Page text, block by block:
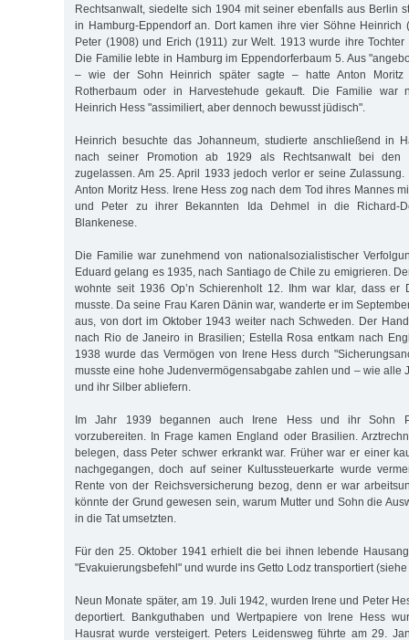
Rechtsanwalt, siedelte sich 1904 mit seiner ebenfalls aus Berlin
in Hamburg-Eppendorf an. Dort kamen ihre vier Söhne Heinrich
Peter (1908) und Erich (1911) zur Welt. 1913 wurde ihre
Die Familie lebte in Hamburg im Eppendorferbaum 5. Aus
– wie der Sohn Heinrich später sagte – hatte Anton
Rotherbaum oder in Harvestehude gekauft. Die Familie war
Heinrich Hess "assimiliert, aber dennoch bewusst jüdisch".
Heinrich besuchte das Johanneum, studierte anschließend in
nach seiner Promotion ab 1929 als Rechtsanwalt bei den
zugelassen. Am 25. April 1933 jedoch verlor er seine
Anton Moritz Hess. Irene Hess zog nach dem Tod ihres Mannes
und Peter zu ihrer Bekannten Ida Dehmel in die Richard-
Blankenese.
Die Familie war zunehmend von nationalsozialistischer
Eduard gelang es 1935, nach Santiago de Chile zu emigrieren.
wohnte seit 1936 Op’n Schierenholt 12. Ihm war klar, dass er
musste. Da seine Frau Karen Dänin war, wanderte er im
aus, von dort im Oktober 1943 weiter nach Schweden. Der
nach Rio de Janeiro in Brasilien; Estella Rosa entkam nach
1938 wurde das Vermögen von Irene Hess durch
musste eine hohe Judenvermögensabgabe zahlen und – wie alle
und ihr Silber abliefern.
Im Jahr 1939 begannen auch Irene Hess und ihr Sohn
vorzubereiten. In Frage kamen England oder Brasilien.
belegen, dass Peter schwer erkrankt war. Früher war er einer
nachgegangen, doch auf seiner Kultussteuerkarte wurde
Rente von der Reichsversicherung bezog, denn er war
könnte der Grund gewesen sein, warum Mutter und Sohn die
in die Tat umsetzten.
Für den 25. Oktober 1941 erhielt die bei ihnen lebende
"Evakuierungsbefehl" und wurde ins Getto Lodz transportiert
Neun Monate später, am 19. Juli 1942, wurden Irene und Peter
deportiert. Bankguthaben und Wertpapiere von Irene Hess
Hausrat wurde versteigert. Peters Leidensweg führte am 29.